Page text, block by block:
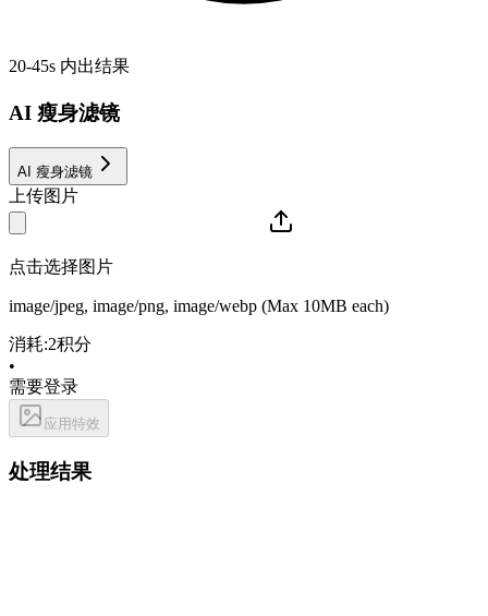
20-45s 内出结果
AI 瘦身滤镜
AI 瘦身滤镜
上传图片
点击选择图片
image/jpeg, image/png, image/webp (Max 10MB each)
消耗:2积分
•
需要登录
应用特效
处理结果